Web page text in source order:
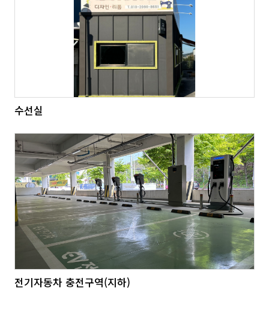
수선실
전기자동차 충전구역(지하)